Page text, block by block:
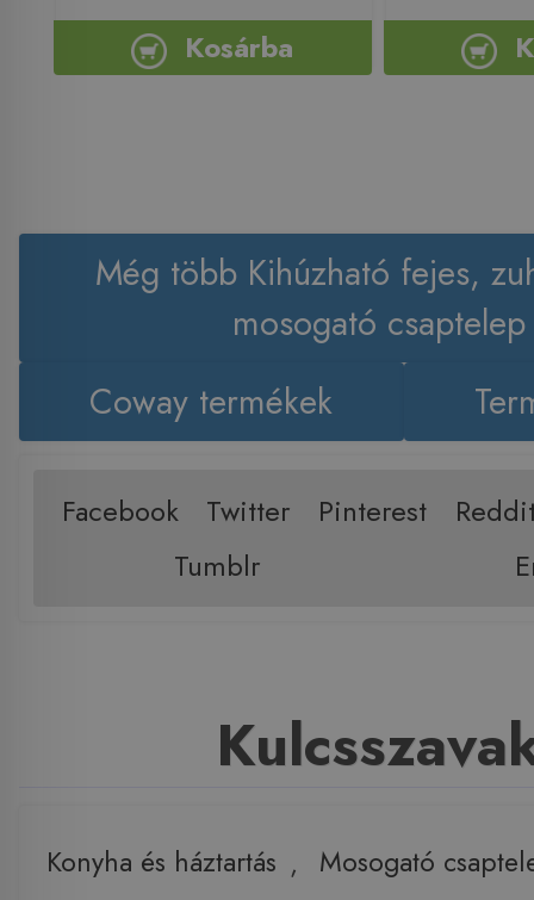
Kosárba
Még több Kihúzható fejes,
mosogató csaptelep
Coway termékek
Facebook Twitter Pinterest
Tumblr
Konyha és háztartás ,
Mosogató